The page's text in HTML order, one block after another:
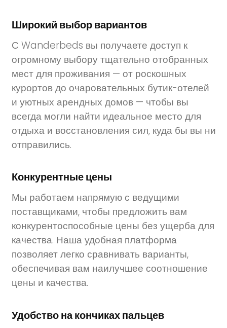
Широкий выбор вариантов
С Wanderbeds вы получаете доступ к
огромному выбору тщательно отобранных
мест для проживания — от роскошных
курортов до очаровательных бутик-отелей
и уютных арендных домов — чтобы вы
всегда могли найти идеальное место для
отдыха и восстановления сил, куда бы вы ни
отправились.
Конкурентные цены
Мы работаем напрямую с ведущими
поставщиками, чтобы предложить вам
конкурентоспособные цены без ущерба для
качества. Наша удобная платформа
позволяет легко сравнивать варианты,
обеспечивая вам наилучшее соотношение
цены и качества.
Удобство на кончиках пальцев